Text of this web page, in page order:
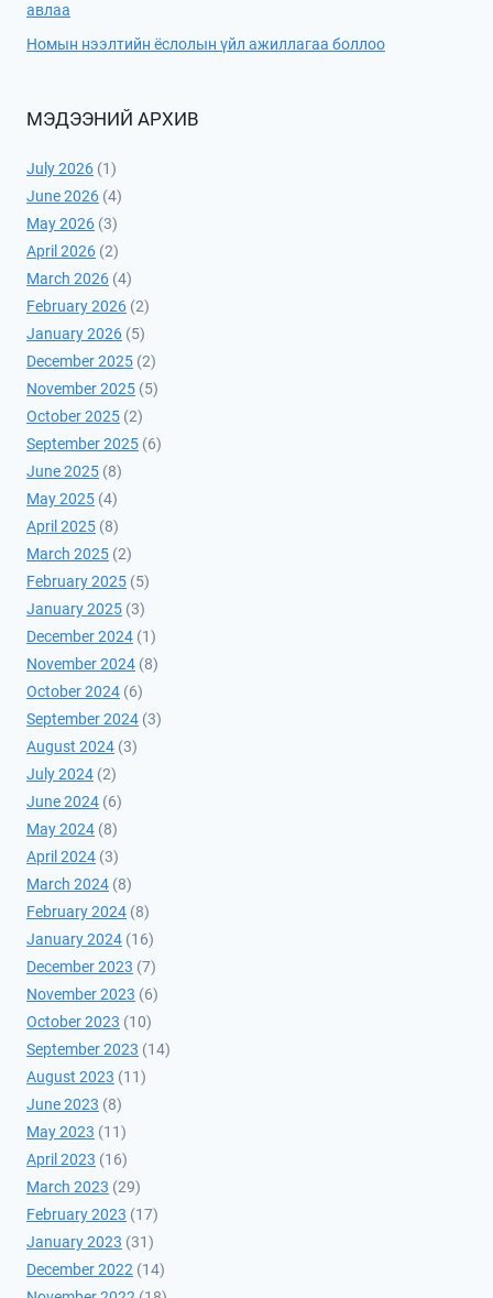
авлаа
Номын нээлтийн ёслолын үйл ажиллагаа боллоо
МЭДЭЭНИЙ АРХИВ
July 2026 (1)
June 2026 (4)
May 2026 (3)
April 2026 (2)
March 2026 (4)
February 2026 (2)
January 2026 (5)
December 2025 (2)
November 2025 (5)
October 2025 (2)
September 2025 (6)
June 2025 (8)
May 2025 (4)
April 2025 (8)
March 2025 (2)
February 2025 (5)
January 2025 (3)
December 2024 (1)
November 2024 (8)
October 2024 (6)
September 2024 (3)
August 2024 (3)
July 2024 (2)
June 2024 (6)
May 2024 (8)
April 2024 (3)
March 2024 (8)
February 2024 (8)
January 2024 (16)
December 2023 (7)
November 2023 (6)
October 2023 (10)
September 2023 (14)
August 2023 (11)
June 2023 (8)
May 2023 (11)
April 2023 (16)
March 2023 (29)
February 2023 (17)
January 2023 (31)
December 2022 (14)